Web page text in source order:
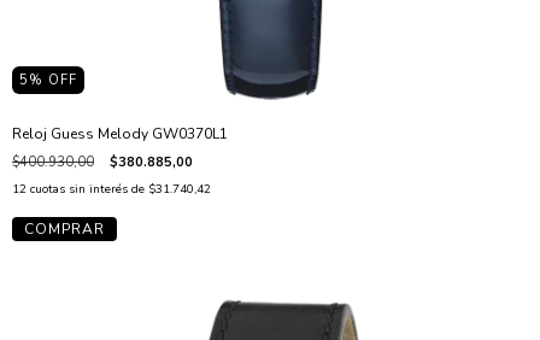
5 % OFF
Reloj Guess Melody GW0370L1
$400.930,00 $380.885,00
12 cuotas sin interés de $31.740,42